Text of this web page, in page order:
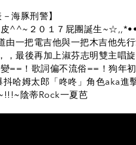
海豚刑警】
^^~２０１７屁團誕生
由一把電吉他與一把木吉他先
，最後再加上淑芬志明雙主唱
==！歌詞偏不流俗==！狗年
哈姆太郎「咚咚」角色aka
陰蒂Rock一夏芭